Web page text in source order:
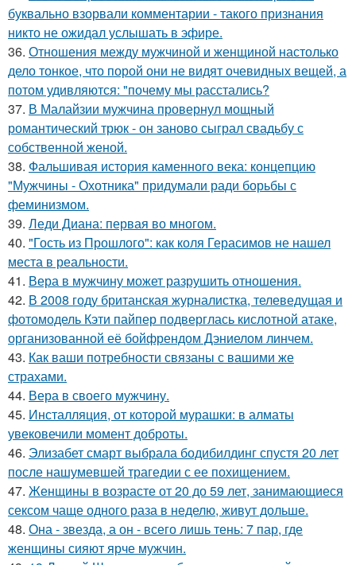
буквально взорвали комментарии - такого признания
никто не ожидал услышать в эфире.
36. Отношения между мужчиной и женщиной настолько
дело тонкое, что порой они не видят очевидных вещей, а
потом удивляются: "почему мы расстались?
37. В Малайзии мужчина провернул мощный
романтический трюк - он заново сыграл свадьбу с
собственной женой.
38. Фальшивая история каменного века: концепцию
"Мужчины - Охотника" придумали ради борьбы с
феминизмом.
39. Леди Диана: первая во многом.
40. "Гость из Прошлого": как коля Герасимов не нашел
места в реальности.
41. Вера в мужчину может разрушить отношения.
42. В 2008 году британская журналистка, телеведущая и
фотомодель Кэти пайпер подверглась кислотной атаке,
организованной её бойфрендом Дэниелом линчем.
43. Как ваши потребности связаны с вашими же
страхами.
44. Вера в своего мужчину.
45. Инсталляция, от которой мурашки: в алматы
увековечили момент доброты.
46. Элизабет смарт выбрала бодибилдинг спустя 20 лет
после нашумевшей трагедии с ее похищением.
47. Женщины в возрасте от 20 до 59 лет, занимающиеся
сексом чаще одного раза в неделю, живут дольше.
48. Она - звезда, а он - всего лишь тень: 7 пар, где
женщины сияют ярче мужчин.